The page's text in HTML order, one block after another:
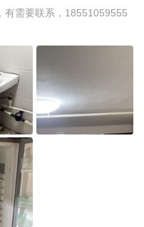
有需要联系，18551059555